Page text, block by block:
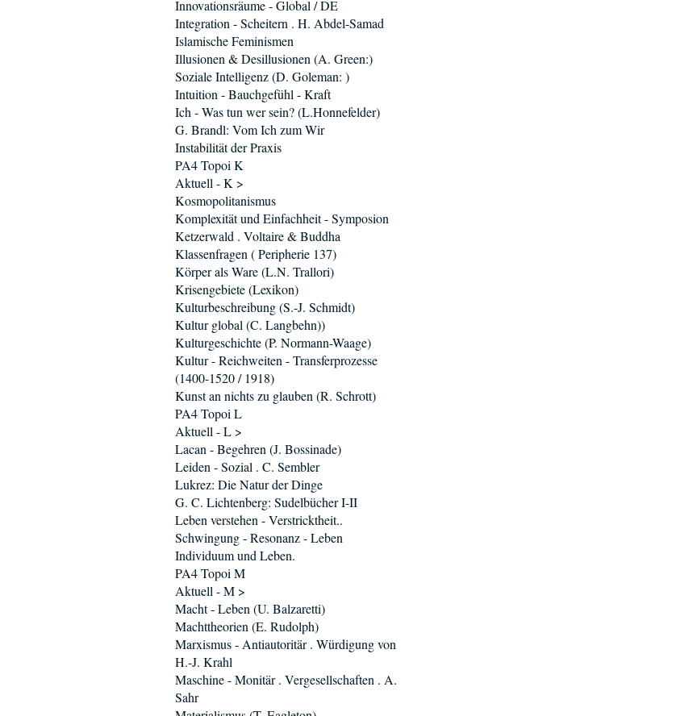
Innovationsräume - Global / DE
Integration - Scheitern . H. Abdel-Samad
Islamische Feminismen
Illusionen & Desillusionen (A. Green:)
Soziale Intelligenz (D. Goleman: )
Intuition - Bauchgefühl - Kraft
Ich - Was tun wer sein? (L.Honnefelder)
G. Brandl: Vom Ich zum Wir
Instabilität der Praxis
PA4 Topoi K
Aktuell - K >
Kosmopolitanismus
Komplexität und Einfachheit - Symposion
Ketzerwald . Voltaire & Buddha
Klassenfragen ( Peripherie 137)
Körper als Ware (L.N. Trallori)
Krisengebiete (Lexikon)
Kulturbeschreibung (S.-J. Schmidt)
Kultur global (C. Langbehn))
Kulturgeschichte (P. Normann-Waage)
Kultur - Reichweiten - Transferprozesse
(1400-1520 / 1918)
Kunst an nichts zu glauben (R. Schrott)
PA4 Topoi L
Aktuell - L >
Lacan - Begehren (J. Bossinade)
Leiden - Sozial . C. Sembler
Lukrez: Die Natur der Dinge
G. C. Lichtenberg: Sudelbücher I-II
Leben verstehen - Verstricktheit..
Schwingung - Resonanz - Leben
Individuum und Leben.
PA4 Topoi M
Aktuell - M >
Macht - Leben (U. Balzaretti)
Machttheorien (E. Rudolph)
Marxismus - Antiautoritär . Würdigung von
H.-J. Krahl
Maschine - Monitär . Vergesellschaften . A.
Sahr